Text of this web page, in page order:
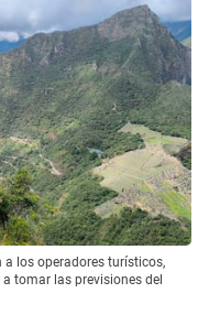
a los operadores turísticos,
tomar las previsiones del